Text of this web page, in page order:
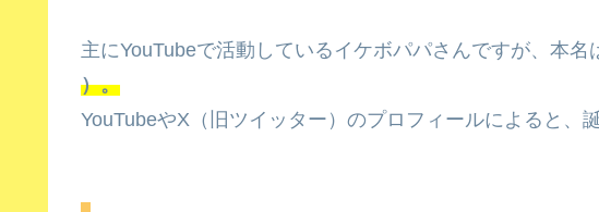
主にYouTubeで活動しているイケボパパさんですが、本名
）。
YouTubeやX（旧ツイッター）のプロフィールによると、